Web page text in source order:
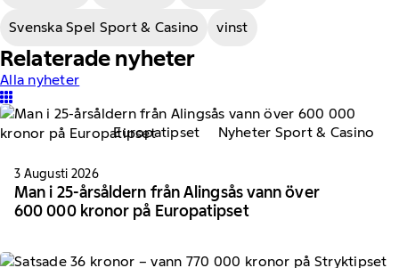
Svenska Spel Sport & Casino vinst
Relaterade nyheter
Alla nyheter
Europatipset Nyheter Sport & Casino
3 Augusti 2026
Man i 25-årsåldern från Alingsås vann över
600 000 kronor på Europatipset